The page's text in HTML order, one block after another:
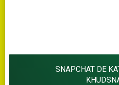
SNAPCHAT DE